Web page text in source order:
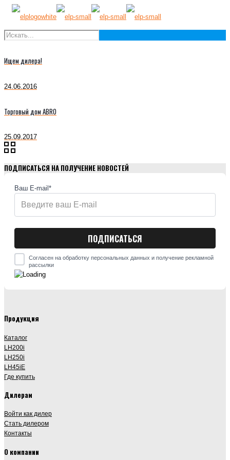
Ищем дилера!
24.06.2016
Торговый дом ABRO
25.09.2017
ПОДПИСАТЬСЯ НА ПОЛУЧЕНИЕ НОВОСТЕЙ
Ваш E-mail*
Согласен на обработку персональных данных и получение рекламной
рассылки
Продукция
Каталог
LH200i
LH250i
LH45iE
Где купить
Дилерам
Войти как дилер
Стать дилером
Контакты
О компании